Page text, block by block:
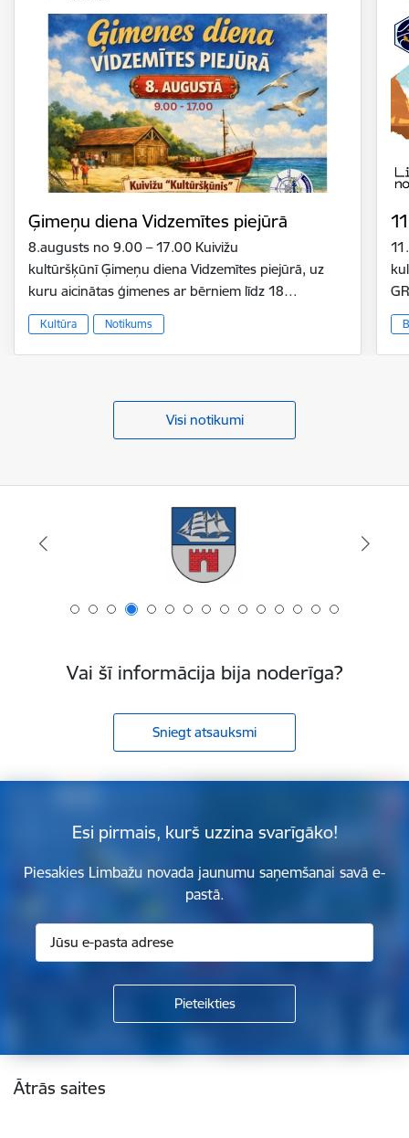
Ģimeņu diena Vidzemītes piejūrā
8.augusts no 9.00 – 17.00 Kuivižu
kultūršķūnī Ģimeņu diena Vidzemītes piejūrā, uz
kuru aicinātas ģimenes ar bērniem līdz 18…
Kultūra Notikums
Visi notikumi
Vai šī informācija bija noderīga?
Sniegt atsauksmi
Esi pirmais, kurš uzzina svarīgāko!
Piesakies Limbažu novada jaunumu saņemšanai savā e-
pastā.
Kājene
Ātrās saites